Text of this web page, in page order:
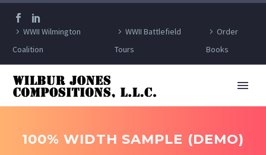
WWII Wilmington
Coalition
WWII Battlefield
Tours
Order
Books
100% WIDTH SAMPLE (DEMO)